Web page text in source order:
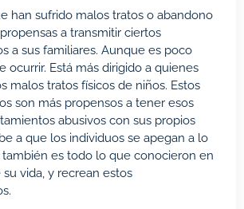
han sufrido malos tratos o abandono
a transmitir ciertos
a sus familiares. Aunque es poco
ocurrir. Está más dirigido a quienes
malos tratos físicos de niños. Estos
son más propensos a tener esos
abusivos con sus propios
a que los individuos se apegan a lo
es todo lo que conocieron en
vida, y recrean estos